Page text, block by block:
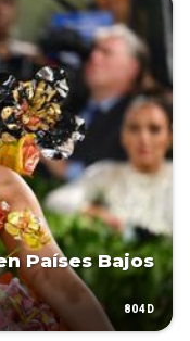
Países Bajos
804D